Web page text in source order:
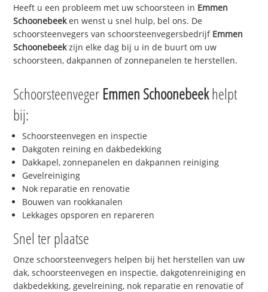
Heeft u een probleem met uw schoorsteen in Emmen
Schoonebeeken wenst u snel hulp, bel ons. De
schoorsteenvegers van schoorsteenvegersbedrijf Emmen
Schoonebeekzijn elke dag bij u in de buurt om uw
schoorsteen, dakpannen of zonnepanelen te herstellen.
Schoorsteenveger Emmen Schoonebeekhelpt
bij:
Schoorsteenvegen en inspectie
Dakgoten reining en dakbedekking
Dakkapel, zonnepanelen en dakpannen reiniging
Gevelreiniging
Nok reparatie en renovatie
Bouwen van rookkanalen
Lekkages opsporen en repareren
Snel ter plaatse
Onze schoorsteenvegers helpen bij het herstellen van uw
dak, schoorsteenvegen en inspectie, dakgotenreiniging en
dakbedekking, gevelreining, nok reparatie en renovatie of